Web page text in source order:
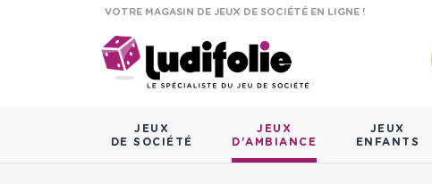
VOTRE MAGASIN DE JEUX DE SOCIÉTÉ EN LIGNE !
JEUX
DE SOCIÉTÉ
JEUX
D'AMBIANCE
JEUX
ENFANTS